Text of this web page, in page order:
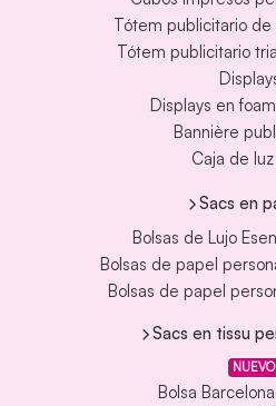
Tótem publicitario de
Tótem publicitario
Displays en
Bannière
Caja de luz
Sacs en
Bolsas de Lujo
Bolsas de papel
Bolsas de papel
Sacs en tissu
NUEVO
Bolsa Barcelona